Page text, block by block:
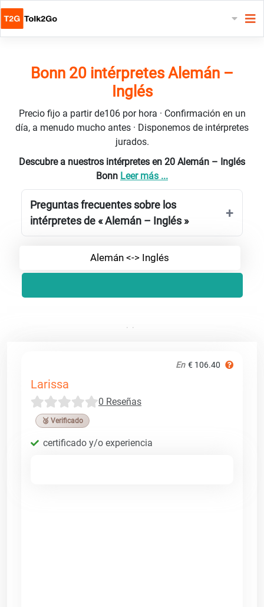
Bonn 20 intérpretes Alemán –
Inglés
Precio fijo a partir de106 por hora · Confirmación en un
día, a menudo mucho antes · Disponemos de intérpretes
jurados.
Descubre a nuestros intérpretes en 20 Alemán – Inglés
Bonn Leer más ...
Preguntas frecuentes sobre los
intérpretes de « Alemán – Inglés »
Alemán <-> Inglés
En € 106.40
Larissa
0 Reseñas
🥉 Verificado
certificado y/o experiencia